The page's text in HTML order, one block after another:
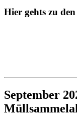
Hier gehts zu
September